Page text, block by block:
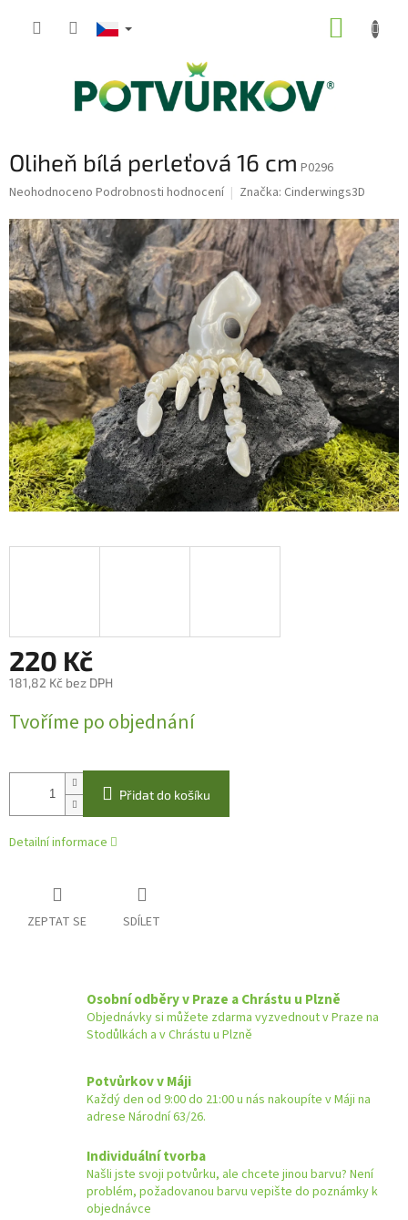
Oliheň bílá perleťová 16 cm P0296
Průměrné
produktu
je
0,0
z
5
hvězdiček.
Neohodnoceno Podrobnosti hodnocení Značka: Cinderwings3D
220 Kč
181,82 Kč bez DPH
cena:
Tvoříme po objednání
Přidat do košíku
Detailní informace
ZEPTAT SE SDÍLET
Osobní odběry v Praze a Chrástu u Plzně
Objednávky si můžete zdarma vyzvednout v Praze na
Stodůlkách a v Chrástu u Plzně
Potvůrkov v Máji
Každý den od 9:00 do 21:00 u nás nakoupíte v Máji na
adrese Národní 63/26.
Individuální tvorba
Našli jste svoji potvůrku, ale chcete jinou barvu? Není
problém, požadovanou barvu vepište do poznámky k
objednávce